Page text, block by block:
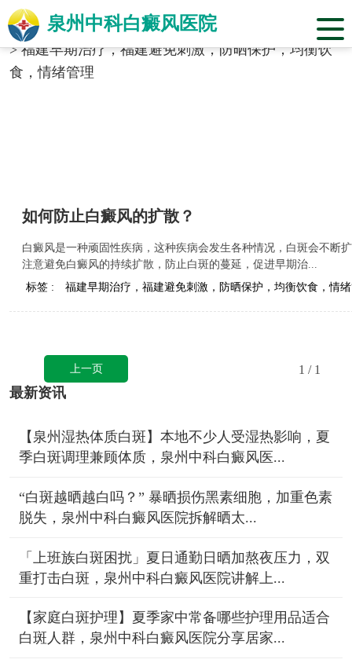
泉州中科白癜风医院
当前位置：福建省泉州市中科白癜风医院
标签合辑
>福建早期治疗，福建避免刺激，防晒保护，均衡饮
食，情绪管理
如何防止白癜风的扩散？
白癜风是一种顽固性疾病，这种疾病会发生各种情况，白斑会不断
注意避免白癜风的持续扩散，防止白斑的蔓延，促进早期治...
标签 :
福建早期治疗，福建避免刺激，防晒保护，均衡饮食，情
上一页 1 / 1
最新资讯
【泉州湿热体质白斑】本地不少人受湿热影响，夏
季白斑调理兼顾体质，泉州中科白癜风医...
“白斑越晒越白吗？” 暴晒损伤黑素细胞，加重色素
脱失，泉州中科白癜风医院拆解晒太...
「上班族白斑困扰」夏日通勤日晒加熬夜压力，双
重打击白斑，泉州中科白癜风医院讲解上...
【家庭白斑护理】夏季家中常备哪些护理用品适合
白斑人群，泉州中科白癜风医院分享居家...